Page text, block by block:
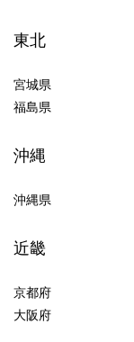
東北
宮城県
福島県
沖縄
沖縄県
近畿
京都府
大阪府